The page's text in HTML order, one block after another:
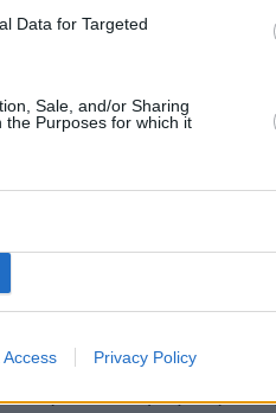
Data for Targeted
Sale, and/or Sharing
Purposes for which it
Access Privacy Policy
το ενδιαφέρον
των νέων μετοχών,
θα
anchor
συμμετάσχει με άνω
τον δρόμο για